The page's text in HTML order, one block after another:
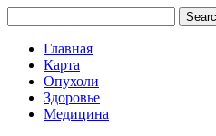
Главная
Карта
Опухоли
Здоровье
Медицина